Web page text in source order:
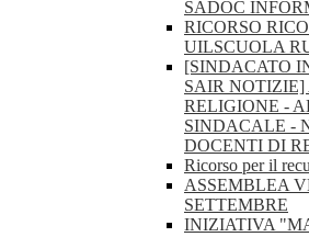
SADOC
RICORSO
UILSCUOLA
[SINDACATO
SAIR
RELIGIONE -
SINDACALE -
DOCENTI DI
Ricorso per il
ASSEMBLEA
SETTEMBRE
INIZIATIVA